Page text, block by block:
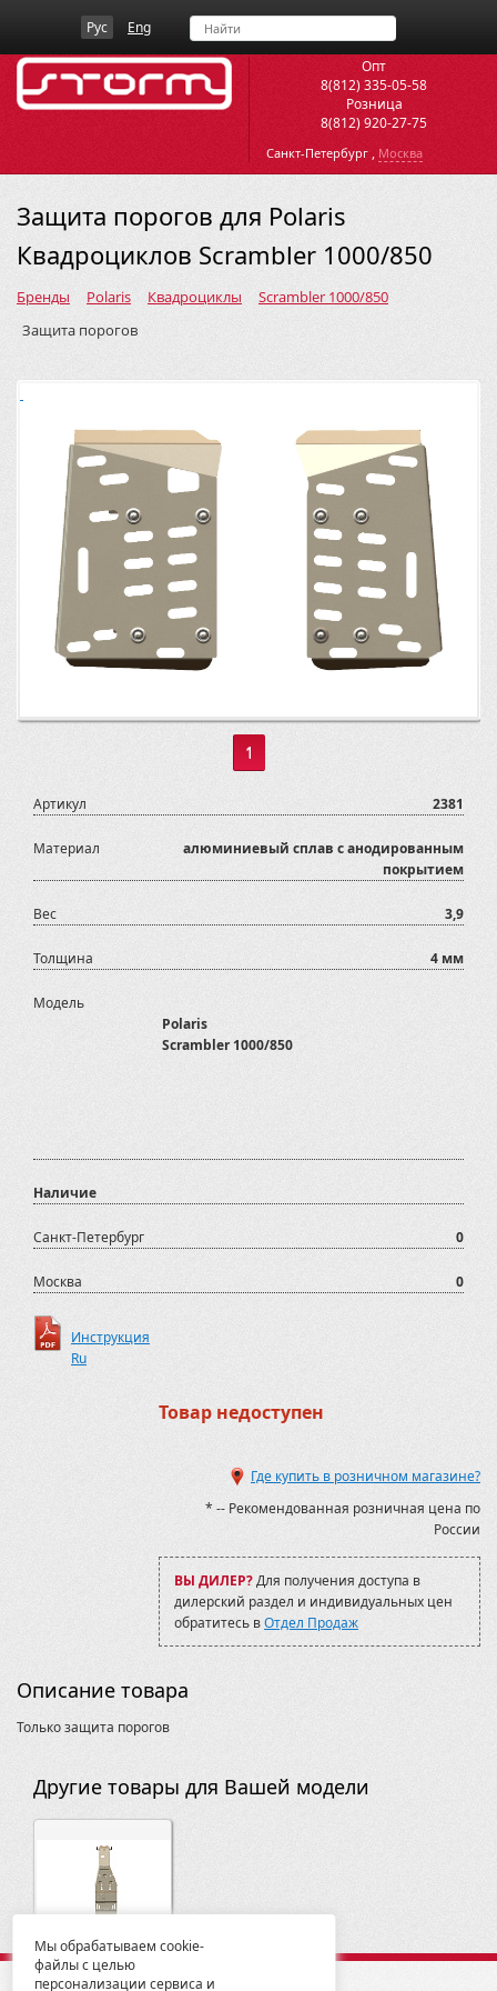
Рус Eng
Опт
8(812) 335-05-58
Розница
8(812) 920-27-75
Санкт-Петербург , Москва
Защита порогов для Polaris
Квадроциклов Scrambler 1000/850
Бренды Polaris Квадроциклы
Scrambler 1000/850
Защита порогов
1
Артикул 2381
Материал
алюминиевый сплав с анодированным
покрытием
Вес 3,9
Толщина 4 мм
Модель
Polaris
Scrambler 1000/850
Наличие
Санкт-Петербург 0
Москва 0
Инструкция
Ru
Товар недоступен
Где купить в розничном магазине?
* -- Рекомендованная розничная цена по
России
ВЫ ДИЛЕР?Для получения доступа в
дилерский раздел и индивидуальных цен
обратитесь вОтдел Продаж
Описание товара
Только защита порогов
Другие товары для Вашей модели
Мы обрабатываем cookie-
файлы с целью
персонализации сервиса и